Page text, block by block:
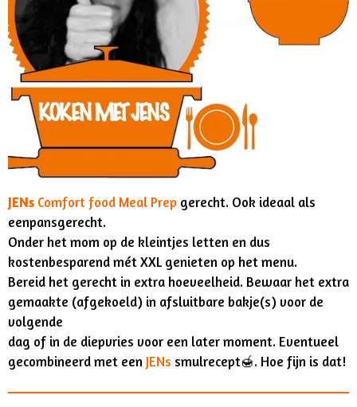
JENs Comfort food Meal Prep gerecht. Ook ideaal als
eenpansgerecht.
Onder het mom op de kleintjes letten en dus
kostenbesparend mét XXL genieten op het menu.
Bereid het gerecht in extra hoeveelheid. Bewaar het extra
gemaakte (afgekoeld) in afsluitbare bakje(s) voor de
volgende
dag of in de diepvries voor een later moment. Eventueel
gecombineerd met een JENs smulrecept🍯. Hoe fijn is dat!